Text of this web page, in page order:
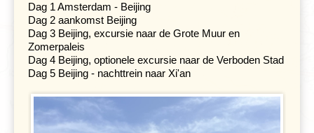
Dag 1 Amsterdam - Beijing
Dag 2 aankomst Beijing
Dag 3 Beijing, excursie naar de Grote Muur en
Zomerpaleis
Dag 4 Beijing, optionele excursie naar de Verboden Stad
Dag 5 Beijing - nachttrein naar Xi'an